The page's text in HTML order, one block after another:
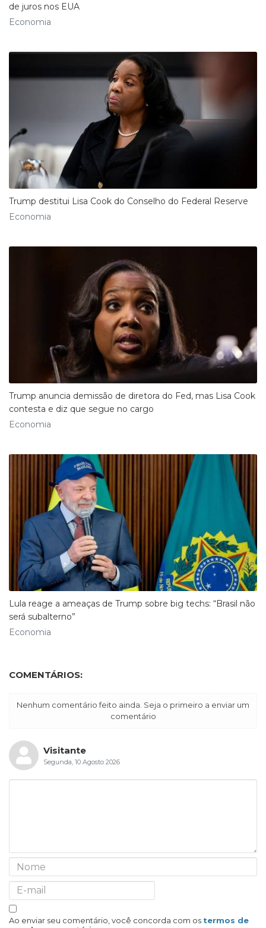
de juros nos EUA
Economia
Trump destitui Lisa Cook do Conselho do Federal Reserve
Economia
Trump anuncia demissão de diretora do Fed, mas Lisa Cook
contesta e diz que segue no cargo
Economia
Lula reage a ameaças de Trump sobre big techs: “Brasil não
será subalterno”
Economia
COMENTÁRIOS:
Nenhum comentário feito ainda. Seja o primeiro a enviar um
comentário
Visitante
Segunda, 10 Agosto 2026
Ao enviar seu comentário, você concorda com os termos de